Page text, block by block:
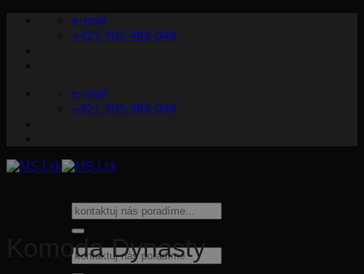
e-mail
+421 905 488 048
e-mail
+421 905 488 048
Hľadať:
Hľadať:
Komoda Dynasty